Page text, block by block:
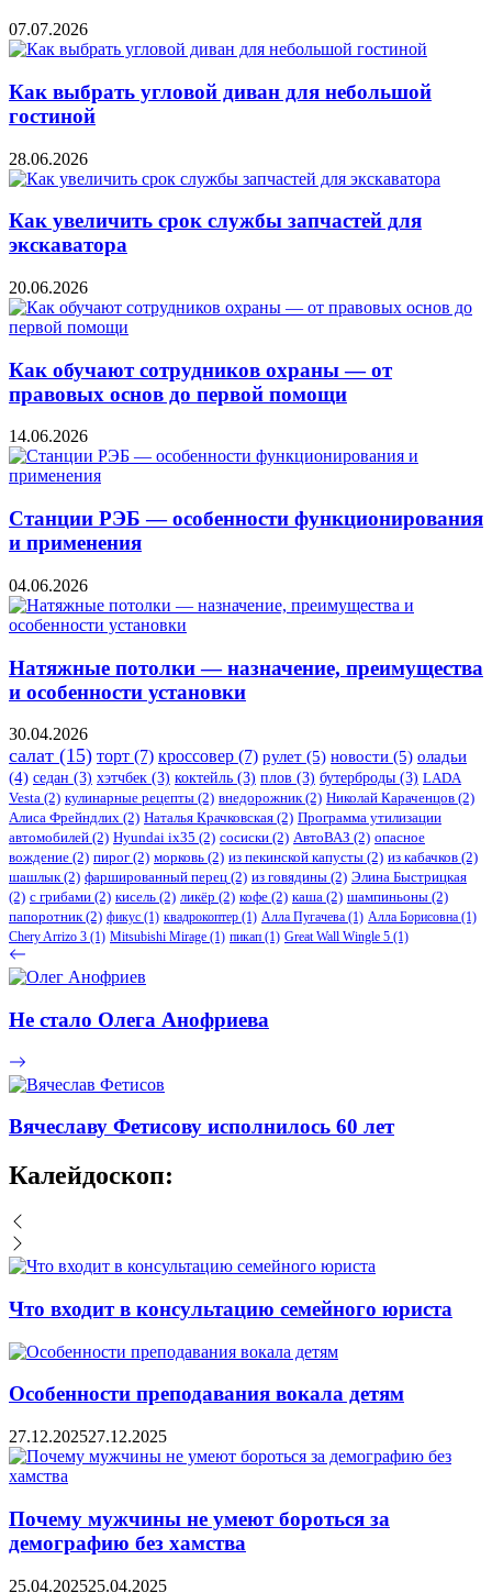
07.07.2026
Как выбрать угловой диван для небольшой
гостиной
28.06.2026
Как увеличить срок службы запчастей для
экскаватора
20.06.2026
Как обучают сотрудников охраны — от
правовых основ до первой помощи
14.06.2026
Станции РЭБ — особенности функционирования
и применения
04.06.2026
Натяжные потолки — назначение, преимущества
и особенности установки
30.04.2026
салат (15) торт (7) кроссовер (7) рулет (5) новости (5) оладьи
(4) седан (3) хэтчбек (3) коктейль (3) плов (3) бутерброды (3) LADA
Vesta (2) кулинарные рецепты (2) внедорожник(2) Николай Караченцов (2)
Алиса Фрейндлих (2) Наталья Крачковская (2) Программа утилизации
автомобилей (2) ​Hyundai ix35 (2) сосиски (2) АвтоВАЗ (2) опасное
вождение (2) пирог (2) морковь (2) из пекинской капусты (2) из кабачков (2)
шашлык(2) фаршированный перец (2) из говядины (2) Элина Быстрицкая
(2) с грибами (2) кисель (2) ликёр (2) кофе (2) каша (2) шампиньоны (2)
папоротник(2) фикус (1) квадрокоптер (1) Алла Пугачева (1) Алла Борисовна (1)
Chery Arrizo 3 (1) Mitsubishi Mirage (1) пикап (1) Great Wall Wingle 5 (1)
Не стало Олега Анофриева
Вячеславу Фетисову исполнилось 60 лет
Калейдоскоп:
Что входит в консультацию семейного юриста
Особенности преподавания вокала детям
27.12.202527.12.2025
Почему мужчины не умеют бороться за
демографию без хамства
25.04.202525.04.2025